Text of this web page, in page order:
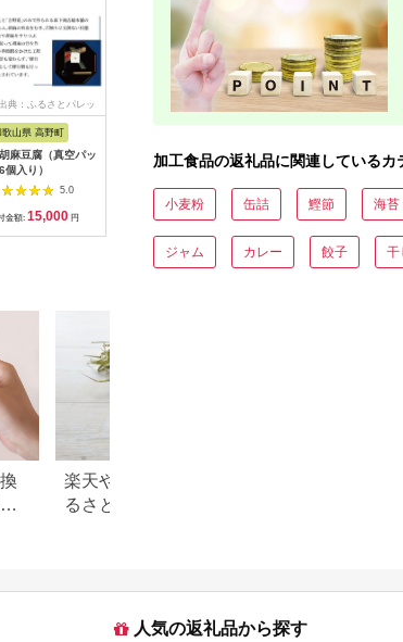
典：ふるさとパレッ
歌山県 高野町
麻豆腐（真空パッ
個入り）
5.0
金額: 15,000 円
5.0
寄付金額:11,500円
～はかた地どり使用～
はかた地どり 水炊き
ープ 30食
5.0
寄付金額:12,500 円
楽天やふるなびで人気！ふ
るさと納税「3,000円」の返
加工食品の返礼品に関連しているカ
小麦粉 缶詰 鰹節 海苔
ジャム カレー 餃子 干
人気の返礼品から探す